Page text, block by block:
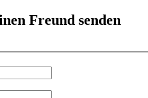
Freund senden